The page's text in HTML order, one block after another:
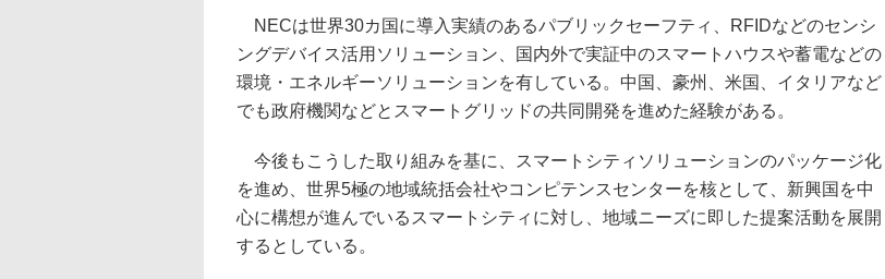
NECは世界30カ国に導入実績のあるパブリックセーフティ、RFIDなどのセンシ
ングデバイス活用ソリューション、国内外で実証中のスマートハウスや蓄電などの
環境・エネルギーソリューションを有している。中国、豪州、米国、イタリアなど
でも政府機関などとスマートグリッドの共同開発を進めた経験がある。
今後もこうした取り組みを基に、スマートシティソリューションのパッケージ化
を進め、世界5極の地域統括会社やコンピテンスセンターを核として、新興国を中
心に構想が進んでいるスマートシティに対し、地域ニーズに即した提案活動を展開
するとしている。